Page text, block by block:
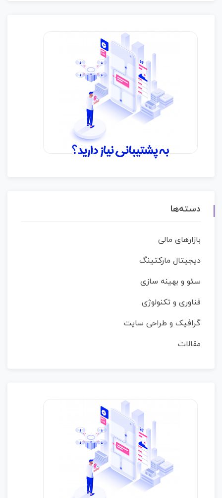
دسته‌ها
بازارهای مالی
دیجیتال مارکتینگ
سئو و بهینه سازی
فناوری و تکنولوژی
گرافیک و طراحی سایت
مقالات